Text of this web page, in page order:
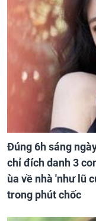
Đúng 6h sáng
chỉ đích danh 3
ùa về nhà 'như lũ
trong phút chốc